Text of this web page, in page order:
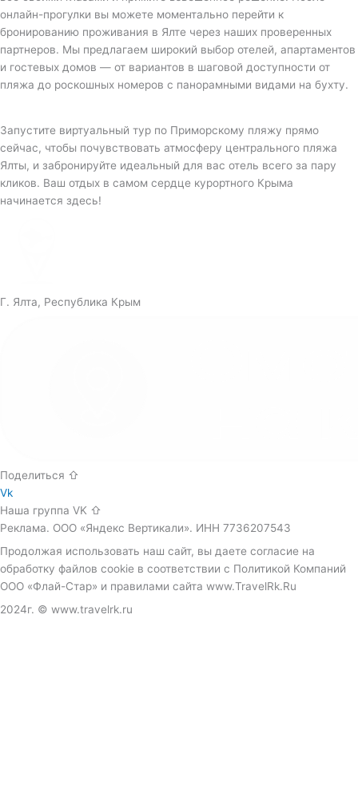
онлайн-прогулки вы можете моментально перейти к
бронированию проживания в Ялте через наших проверенных
партнеров. Мы предлагаем широкий выбор отелей, апартаментов
и гостевых домов — от вариантов в шаговой доступности от
пляжа до роскошных номеров с панорамными видами на бухту.
Запустите виртуальный тур по Приморскому пляжу прямо
сейчас, чтобы почувствовать атмосферу центрального пляжа
Ялты, и забронируйте идеальный для вас отель всего за пару
кликов. Ваш отдых в самом сердце курортного Крыма
начинается здесь!
Г. Ялта, Республика Крым
Поделиться ⇧
Vk
Наша группа VK ⇧
Реклама. ООО «Яндекс Вертикали». ИНН 7736207543
Продолжая использовать наш сайт, вы даете согласие на
обработку файлов cookie в соответствии с Политикой Компаний
ООО «Флай-Стар» и правилами сайта www.TravelRk.Ru
2024г. © www.travelrk.ru